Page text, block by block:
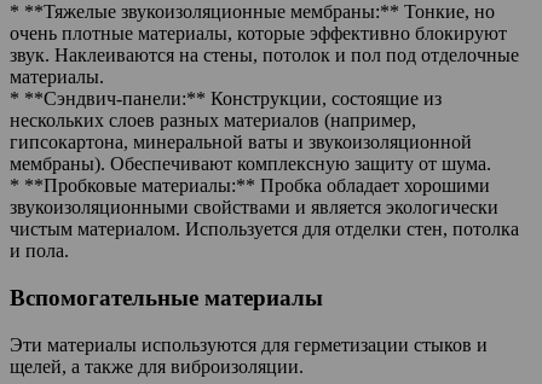
* **Тяжелые звукоизоляционные мембраны:** Тонкие, но
очень плотные материалы, которые эффективно блокируют
звук. Наклеиваются на стены, потолок и пол под отделочные
материалы.
* **Сэндвич-панели:** Конструкции, состоящие из
нескольких слоев разных материалов (например,
гипсокартона, минеральной ваты и звукоизоляционной
мембраны). Обеспечивают комплексную защиту от шума.
* **Пробковые материалы:** Пробка обладает хорошими
звукоизоляционными свойствами и является экологически
чистым материалом. Используется для отделки стен, потолка
и пола.
Вспомогательные материалы
Эти материалы используются для герметизации стыков и
щелей, а также для виброизоляции.